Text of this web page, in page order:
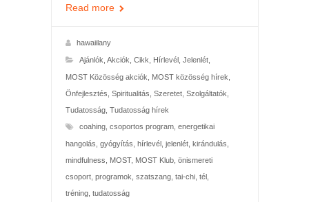
Read more
hawaiilany
Ajánlók Akciók Cikk Hírlevél, Jelenlét,
MOST Közösség akciók MOST közösség hírek
Önfejlesztés Spiritualitás Szeretet, Szolgáltatók
Tudatosság, Tudatosság hírek
coahing, csoportos program, energetikai
hangolás gyógyítás hírlevél, jelenlét, kirándulás
mindfulness
MOST, MOST Klub, önismereti
csoport, programok szatszang, tai-chi, tél,
tréning, tudatosság